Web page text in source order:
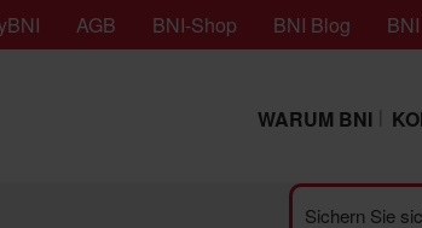
AGB BNI-Shop BNI Blog
WARUM BNI
Sichern Sie